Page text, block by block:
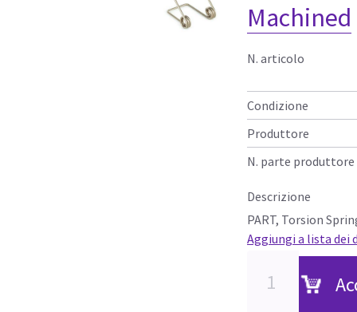
Machined
N. articolo
Condizione
Produttore
N. parte produttore
Descrizione
PART, Torsion
Aggiungi a lista dei